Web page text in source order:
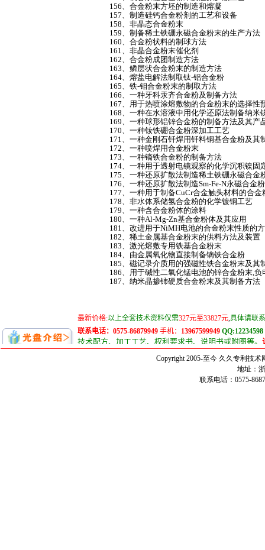
156、合金粉末方坯的制造和熔凝
157、制造硅钙合金粉剂的工艺和设备
158、非晶态合金粉末
159、制备稀土铁硼永磁合金粉末的生产方法
160、合金粉状料的制球方法
161、非晶合金粉末催化剂
162、合金粉成团制造方法
163、鳞层状合金粉末的制造方法
164、熔盐电解法制取钛-铝合金粉
165、铁-钼合金粉末的制取方法
166、一种牙科汞齐合金粉及制备方法
167、用于热喷涂熔敷物的合金粉末的选择性
168、一种在水溶液中用化学还原法制备纳米
169、一种球形铝锌合金粉的制备方法及其产
170、一种钕铁硼合金粉深加工工艺
171、一种金刚石钎焊用钎料铜基合金粉及其
172、一种喷焊用合金粉末
173、一种镝铁合金粉的制备方法
174、一种用于透射电镜观察的化学沉积镍固
175、一种还原扩散法制造稀土铁硼永磁合金
176、一种还原扩散法制造Sm-Fe-N永磁合金
177、一种用于制备CuCr合金触头材料的合
178、非水体系储氢合金粉的化学镀铜工艺
179、一种含合金粉体的涂料
180、一种Al-Mg-Zn基合金粉体及其应用
181、改进用于NiMH电池的合金粉末性质的
182、稀土金属基合金粉末的供料方法及装置
183、激光熔敷专用铁基合金粉末
184、由金属氧化物直接制备镝铁合金粉
185、磁记录介质用的强磁性铁合金粉末及其
186、用于碱性二氧化锰电池的锌合金粉末,
187、纳米晶掺铈硬质合金粉末及其制备方法
Copyright 2005-至今 久久专利技
地址：
联系电话：0575-